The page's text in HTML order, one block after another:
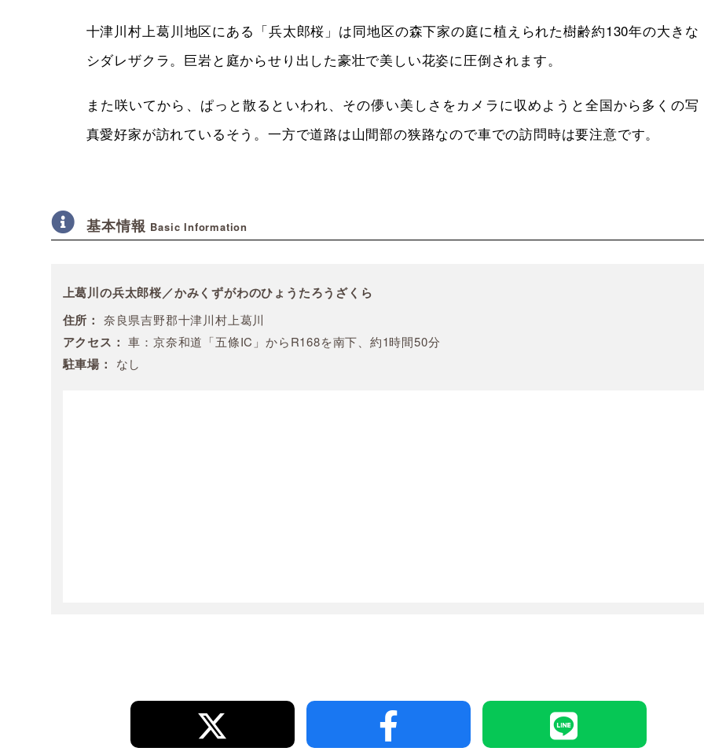
十津川村上葛川地区にある「兵太郎桜」は同地区の森下家の庭に植えられた樹齢約130年の大きな
シダレザクラ。巨岩と庭からせり出した豪壮で美しい花姿に圧倒されます。
また咲いてから、ぱっと散るといわれ、その儚い美しさをカメラに収めようと全国から多くの写
真愛好家が訪れているそう。一方で道路は山間部の狭路なので車での訪問時は要注意です。
基本情報 Basic Information
上葛川の兵太郎桜／かみくずがわのひょうたろうざくら
住所： 奈良県吉野郡十津川村上葛川
アクセス： 車：京奈和道「五條IC」からR168を南下、約1時間50分
駐車場： なし